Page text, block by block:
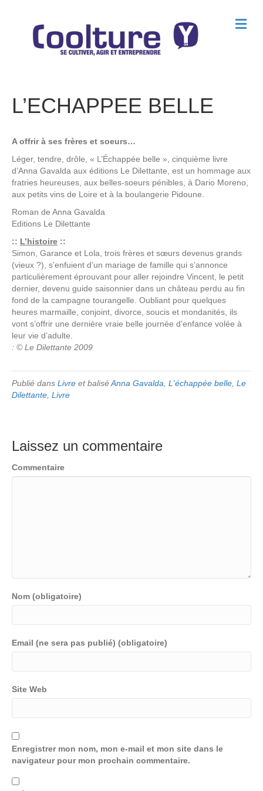
M
e
L’ECHAPPEE BELLE
A offrir à ses frères et soeurs…
Léger, tendre, drôle, « L’Échappée belle », cinquième livre
d’Anna Gavalda aux éditions Le Dilettante, est un hommage aux
fratries heureuses, aux belles-soeurs pénibles, à Dario Moreno,
aux petits vins de Loire et à la boulangerie Pidoune.
Roman de Anna Gavalda
Editions Le Dilettante
:: L’histoire ::
Simon, Garance et Lola, trois frères et sœurs devenus grands
(vieux ?), s’enfuient d’un mariage de famille qui s’annonce
particulièrement éprouvant pour aller rejoindre Vincent, le petit
dernier, devenu guide saisonnier dans un château perdu au fin
fond de la campagne tourangelle. Oubliant pour quelques
heures marmaille, conjoint, divorce, soucis et mondanités, ils
vont s’offrir une dernière vraie belle journée d’enfance volée à
leur vie d’adulte.
: © Le Dilettante 2009
Publié dans Livre et baliséAnna Gavalda L'échappée belle Le
Dilettante Livre
Laissez un commentaire
Commentaire
Nom (obligatoire)
Email (ne sera pas publié) (obligatoire)
Site Web
Enregistrer mon nom, mon e-mail et mon site dans le
navigateur pour mon prochain commentaire.